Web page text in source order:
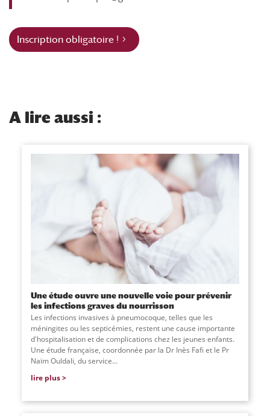
Inscription obligatoire !
A lire aussi :
Une étude ouvre une nouvelle voie pour prévenir
les infections graves du nourrisson
Les infections invasives à pneumocoque, telles que les
méningites ou les septicémies, restent une cause importante
d'hospitalisation et de complications chez les jeunes enfants.
Une étude française, coordonnée par la Dr Inès Fafi et le Pr
Naïm Ouldali, du service...
lire plus